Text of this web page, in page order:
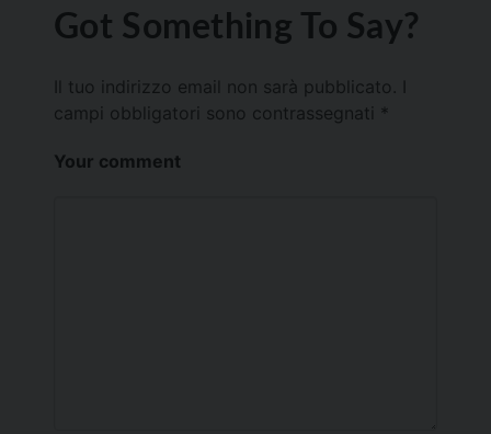
Got Something To Say?
Il tuo indirizzo email non sarà pubblicato.
campi obbligatori sono contrassegnati *
Your comment